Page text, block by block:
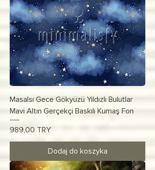
Masalsı Gece Gökyüzü Yıldızlı Bulutlar
Mavi Altın Gerçekçi Baskılı Kumaş Fon
Cena
989,00 TRY
Dodaj do koszyka